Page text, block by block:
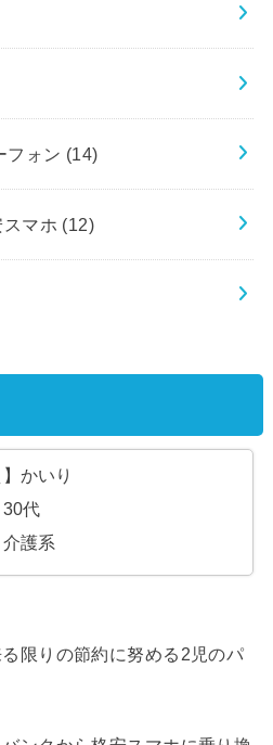
フォン (14)
マホ (12)
】かいり
30代
介護系
限りの節約に努める2児のパ